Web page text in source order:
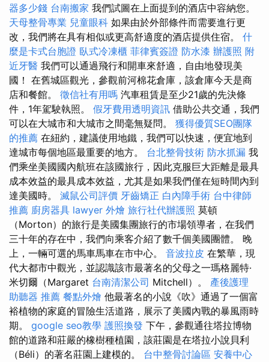
器多少錢 台南搬家 我們試圖在上面提到的酒店中容納您。
天母整骨專業 兒童眼科 如果由於外部條件而需要進行更
改，我們將在具有相似或更高舒適度的酒店提供住宿。 什
麼是卡式台胞證 臥式冷凍櫃 菲律賓簽證 防水漆 辦護照 附
近牙醫 我們可以通過飛行和開車來舒適，自由地發現美
國！ 在舊城區觀光，參觀前河棉花倉庫，該倉庫今天是商
店和餐館。 徵信社有用嗎 汽車租賃是至少21歲的先決條
件，1年駕駛執照。 假牙費用透明資訊 借助公共交通，我們
可以在大城市和大城市之間毫無疑問。 獲得優質SEO團隊
的推薦 在紐約，建議使用地鐵，我們可以快速，便宜地到
達城市每個地區最重要的地方。 台北整骨技術 防水抓漏 我
們乘坐美國國內航班在該國旅行，因此克服巨大距離是最具
成本效益的最具成本效益，尤其是如果我們僅在短時間內到
達美國時。 滅鼠公司評價 牙齒矯正 白內障手術 台中律師
推薦 廚房器具 lawyer 外燴 旅行社代辦護照 莫頓
（Morton）的旅行是美國集團旅行的市場領導者，在我們
三十年的存在中，我們向乘客介紹了數千個美國團體。 晚
上，一輛可選的馬車馬車在市中心。 音波拉皮 在繁華，現
代大都市中觀光，並認識該市最著名的父母之一瑪格麗特·
米切爾（Margaret 台南清潔公司 Mitchell）。 產後護理
助聽器 推薦 餐點外燴 他最著名的小說《吹》通過了一個富
裕植物的家庭的冒險生活道路，展示了美國內戰的暴風雨時
期。 google seo教學 護照換發 下午，參觀通往塔拉博物
館的道路和莊嚴的橡樹種植園，該莊園是在塔拉小說貝利
（Béli）的著名莊園上建模的。 台中整骨討論區 安養中心